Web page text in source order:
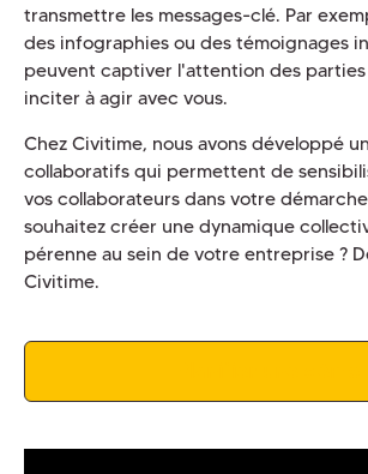
transmettre les messages-clé. Par
des infographies ou des témoignages
peuvent captiver l'attention des
inciter à agir avec vous.
Chez Civitime, nous avons développé
collaboratifs qui permettent de
vos collaborateurs dans votre démarche
souhaitez créer une dynamique
pérenne au sein de votre entreprise ?
Civitime.